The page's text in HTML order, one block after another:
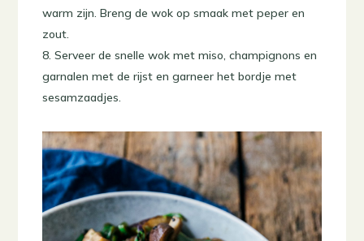
warm zijn. Breng de wok op smaak met peper en
zout.
Serveer de snelle wok met miso, champignons en
garnalen met de rijst en garneer het bordje met
sesamzaadjes.